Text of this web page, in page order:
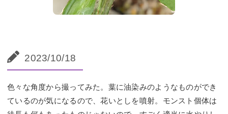
2023/10/18
色々な角度から撮ってみた。葉に油染みのようなものができ
ているのが気になるので、花いとしを噴射。モンスト個体は